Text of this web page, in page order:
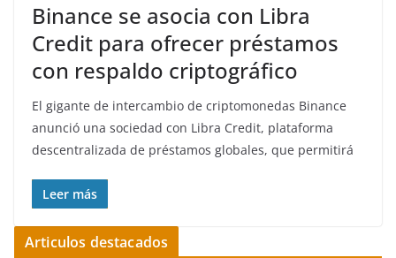
Binance se asocia con Libra
Credit para ofrecer préstamos
con respaldo criptográfico
El gigante de intercambio de criptomonedas Binance
anunció una sociedad con Libra Credit, plataforma
descentralizada de préstamos globales, que permitirá
Leer más
Articulos destacados